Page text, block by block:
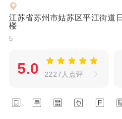
江苏省苏州市姑苏区平江街道
楼
5
5.0 2227人点评
    